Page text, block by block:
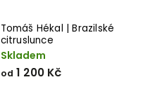
Tomáš Hékal | Brazilské
citruslunce
Skladem
od 1 200 Kč